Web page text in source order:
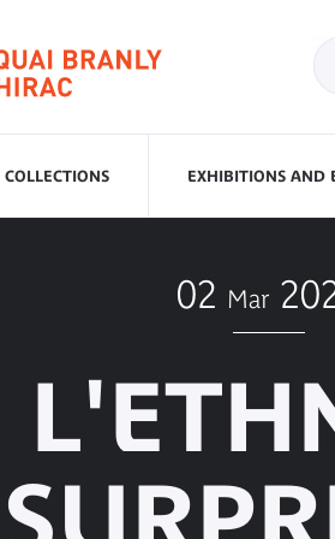
COLLECTIONS EXHIBITIONS AND
02 Mar